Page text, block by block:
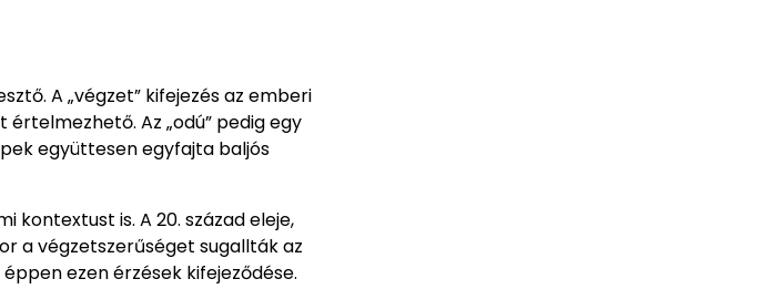
A „végzet” kifejezés az emberi
Az „odú” pedig egy
együttesen egyfajta baljós
is. A 20. század eleje,
a végzetszerűséget sugallták az
ezen érzések kifejeződése.